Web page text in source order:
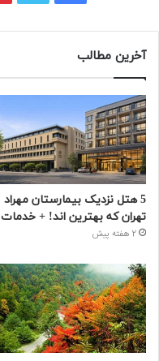
آخرین مطالب
5 هتل نزدیک بیمارستان مهراد
تهران که بهترین‌ اند! + خدمات
2 هفته پیش